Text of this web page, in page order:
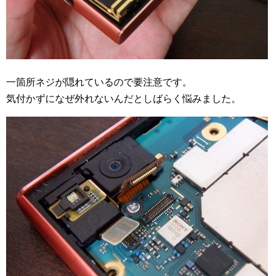
一箇所ネジが隠れているので要注意です。
気付かずになぜ外れないんだとしばらく悩みました。